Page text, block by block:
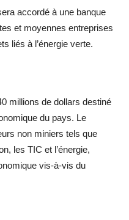
accordé à une banque
et moyennes entreprises
liés à l’énergie verte.
millions de dollars destiné
du pays. Le
non miniers tels que
les TIC et l’énergie,
vis-à-vis du